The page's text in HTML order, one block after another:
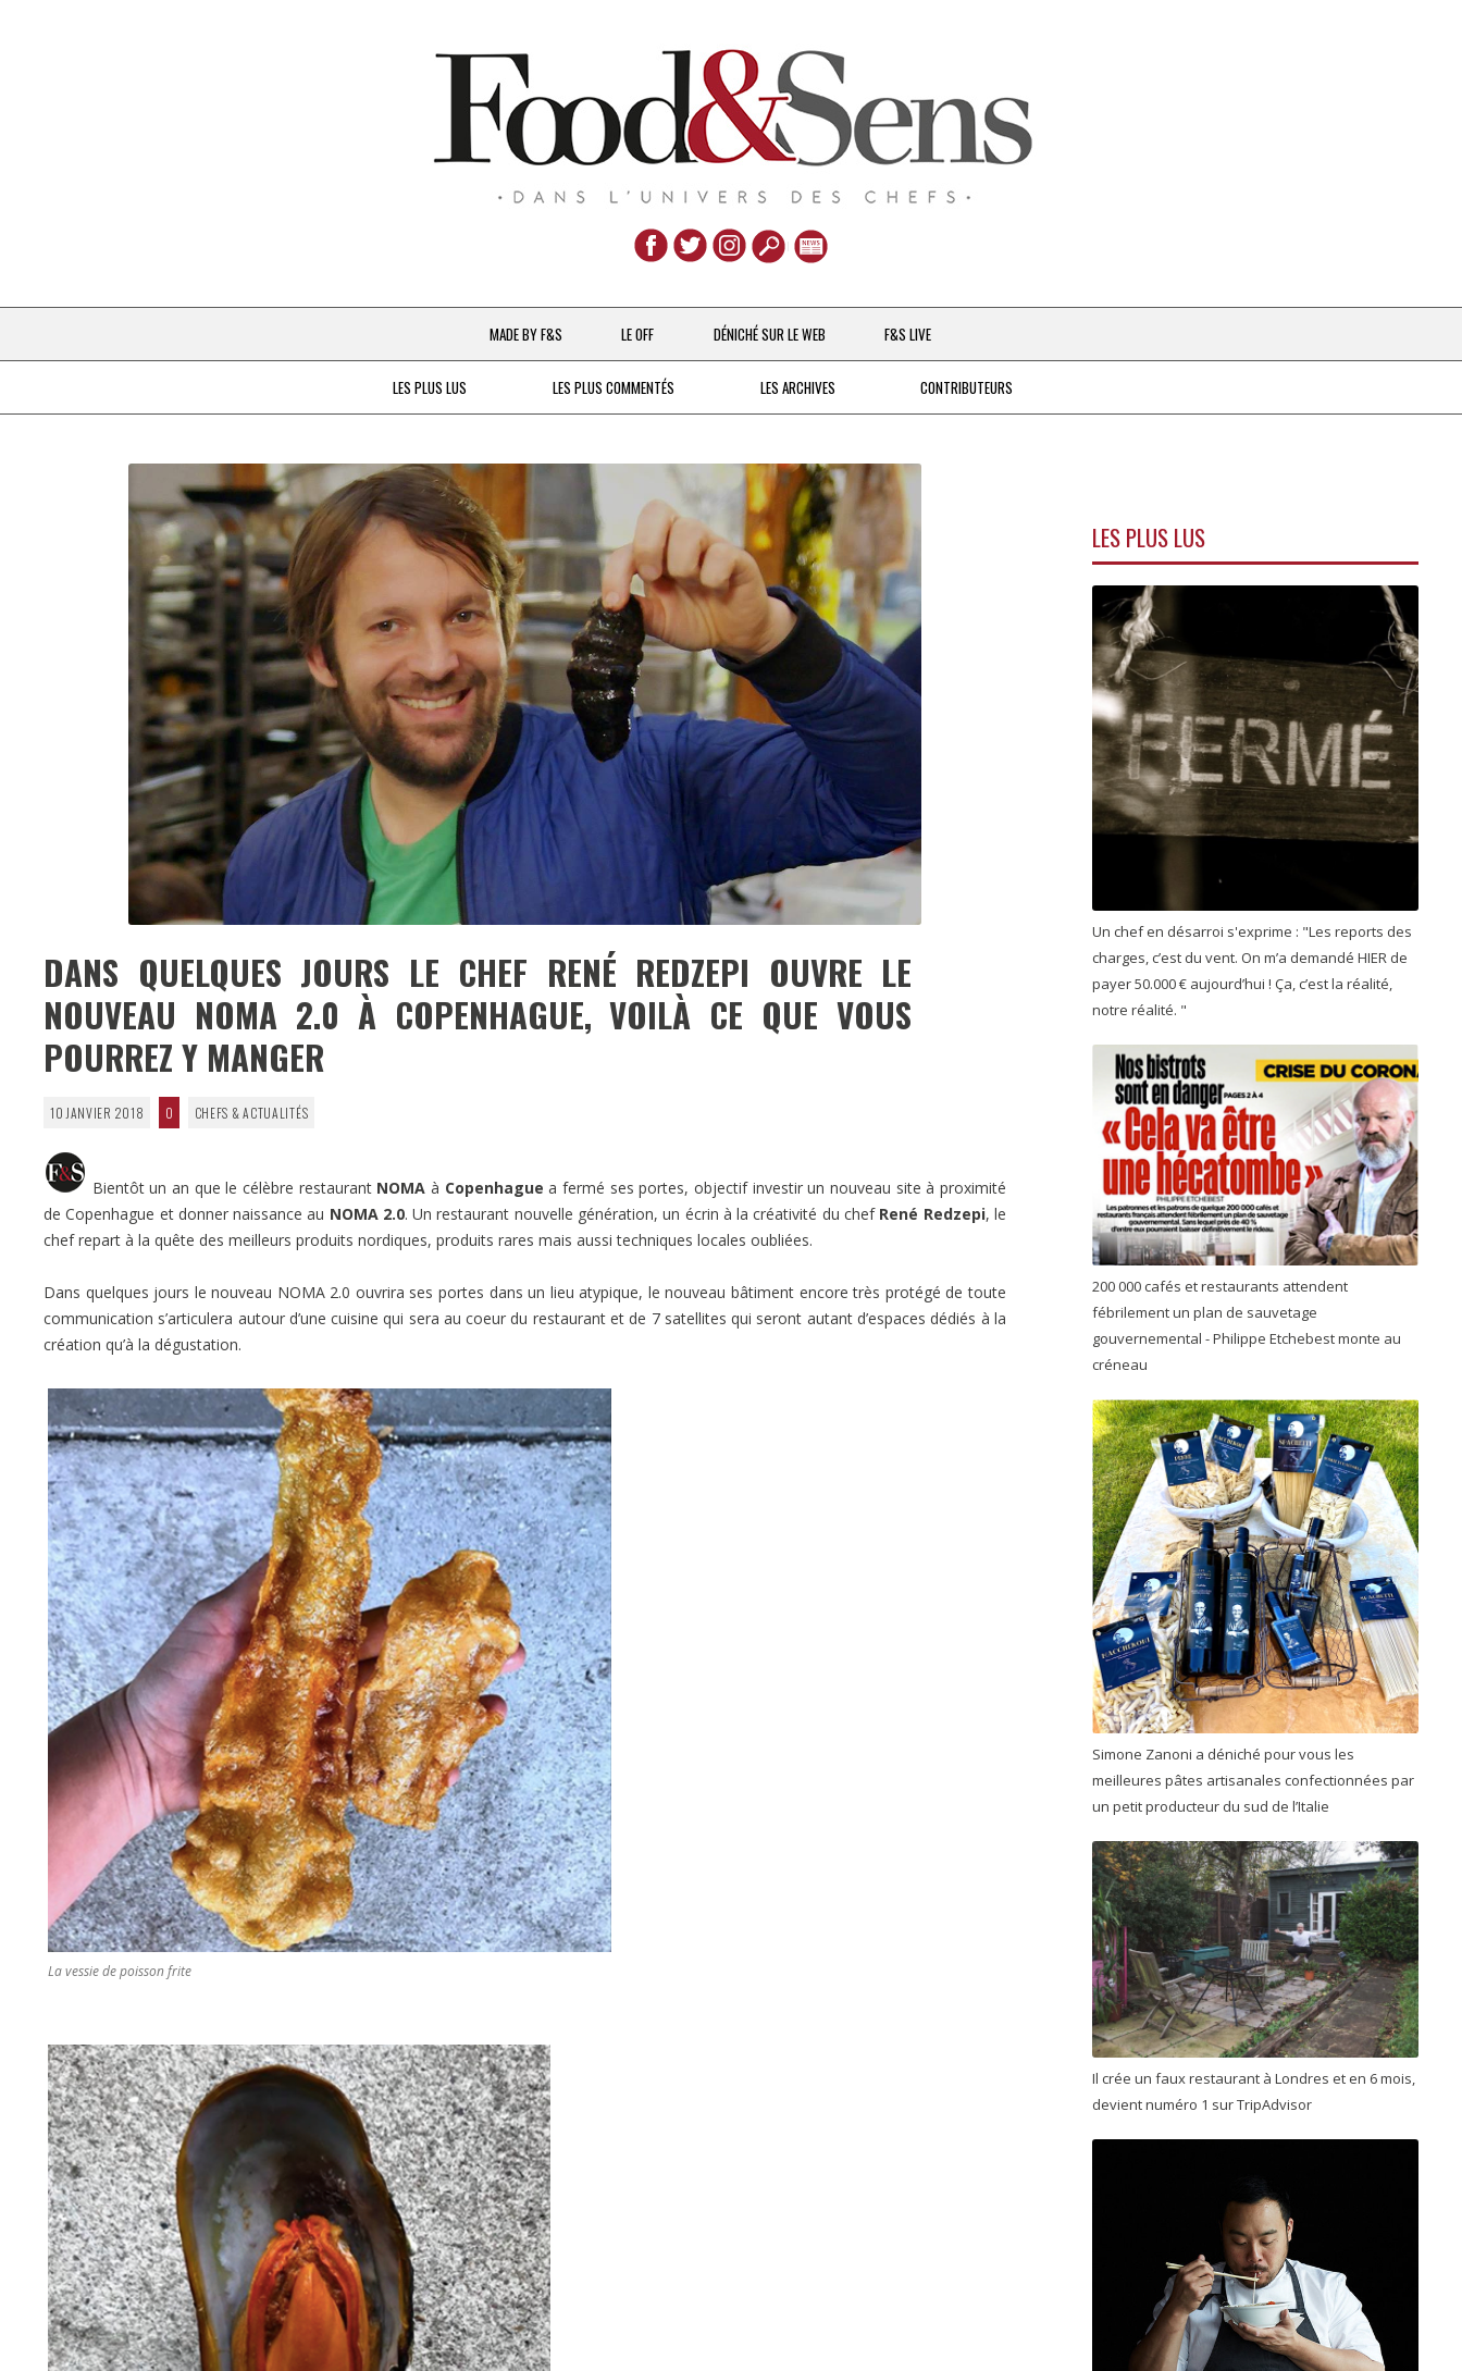
Aller
au
contenu
MADE BY F&S
CHEFS & ACTUALITÉS
À LA PETITE CUILLÈRE
DESTIN DE FEMME
V…DE VOYAGE
LE OFF DÉNICHÉ SUR LE WEB F&S LIVE
LES PLUS LUS LES PLUS COMMENTÉS LES ARCHIVES
DEPUIS 2016
CONTRIBUTEURS
DANS QUELQUES JOURS LE CHEF RENÉ REDZEPI OUVRE LE
NOUVEAU NOMA 2.0 À COPENHAGUE, VOILÀ CE QUE VOUS
POURREZ Y MANGER
10 JANVIER 2018 0 CHEFS & ACTUALITÉS
Bientôt un an que le célèbre restaurant NOMA à Copenhague a fermé ses portes, objectif investir un nouveau site à proximité
de Copenhague et donner naissance au NOMA 2.0. Un restaurant nouvelle génération, un écrin à la créativité du chef René Redzepi, le
chef repart à la quête des meilleurs produits nordiques, produits rares mais aussi techniques locales oubliées.
Dans quelques jours le nouveau NOMA 2.0 ouvrira ses portes dans un lieu atypique, le nouveau bâtiment encore très protégé de toute
communication s’articulera autour d’une cuisine qui sera au coeur du restaurant et de 7 satellites qui seront autant d’espaces dédiés à la
création qu’à la dégustation.
La vessie de poisson frite
LES PLUS LUS
Un chef en désarroi s'exprime : "Les reports des
charges, c’est du vent. On m’a demandé HIER de
payer 50.000 € aujourd’hui ! Ça, c’est la réalité,
notre réalité. "
200 000 cafés et restaurants attendent
fébrilement un plan de sauvetage
gouvernemental - Philippe Etchebest monte au
créneau
Simone Zanoni a déniché pour vous les
meilleures pâtes artisanales confectionnées par
un petit producteur du sud de l’Italie
Il crée un faux restaurant à Londres et en 6 mois,
devient numéro 1 sur TripAdvisor